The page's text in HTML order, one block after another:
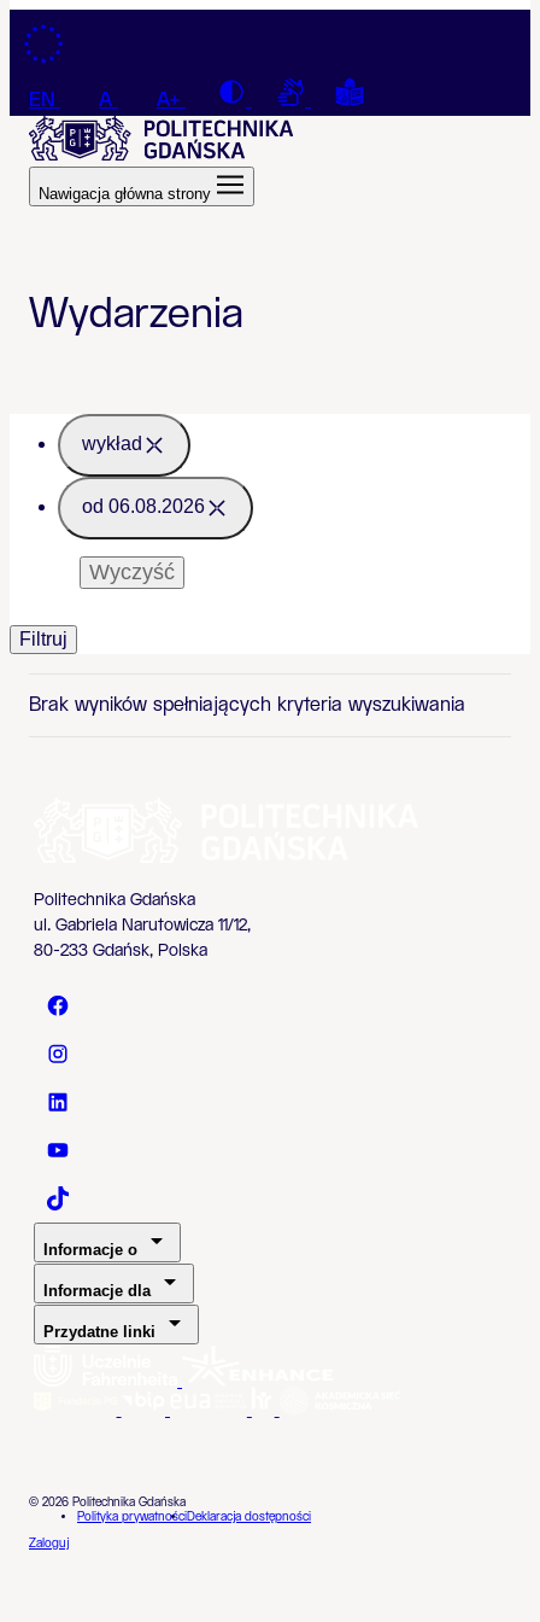
Przejdź do treści
EN A A+ Contrast Connection with a sign
Tekst łatwy do
Nawigacja główna strony
Wydarzenia
wykład
od 06.08.2026
Wyczyść
Filtruj
Brak wyników spełniających kryteria wyszukiwania
Politechnika Gdańska
ul. Gabriela Narutowicza 11/12,
80-233 Gdańsk, Polska
Politechnika Gdańska - Facebook
Politechnika Gdańska - Instagram
Politechnika Gdańska - LinkedIn
Politechnika Gdańska - YouTube
Politechnika Gdańska - TaikTok
Informacje o
Informacje dla
Przydatne linki
© 2026 Politechnika Gdańska
Polityka prywatnościDeklaracja dostępności
Zaloguj